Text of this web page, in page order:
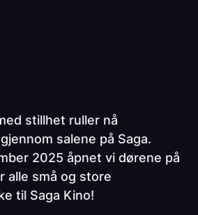
stillhet ruller nå
salene på Saga.
2025 åpnet vi dørene på
alle små og store
til Saga Kino!